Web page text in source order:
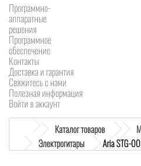
Программно-
аппаратные
решения
Программное
обеспечение
Контакты
Доставка и гарантия
Свяжитесь с нами
Полезная информация
Войти в аккаунт
Каталог товаров
Электрогитары
Aria STG-